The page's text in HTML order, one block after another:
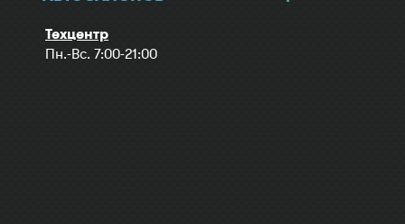
Техцентр
Пн.-Вс. 7:00-21:00